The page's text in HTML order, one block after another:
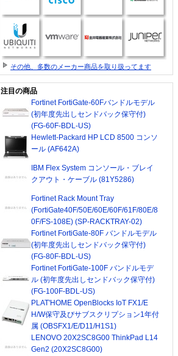
その他、多数のメーカー商品を取り扱ってます
注目の商品
Fortinet FortiGate-60Fバンドルモデル
(初年度先出しセンドバック保守付)
(FG-60F-BDL-US)
Hewlett-Packard HP LCD 8500 コンソ
ール (AF642A)
IBM Flex System コンソール・ブレイ
クアウト・ケーブル (81Y5286)
Fortinet Rack Mount Tray
(FortiGate40F/50E/60E/60F/61F/80E/8
0F/FS-108E) (SP-RACKTRAY-02)
Fortinet FortiGate-80F バンドルモデル
(初年度先出しセンドバック保守付)
(FG-80F-BDL-US)
Fortinet FortiGate-100F バンドルモデ
ル (初年度先出しセンドバック保守付)
(FG-100F-BDL-US)
PLAT'HOME OpenBlocks IoT FX1/E
H/W保守及びサブスクリプション1年付
属 (OBSFX1/E/D11/H1S1)
LENOVO 20X2SC8G00 ThinkPad L14
Gen2 (20X2SC8G00)